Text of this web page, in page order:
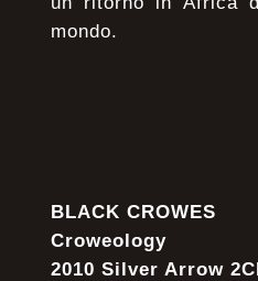
mondo.
BLACK CROWES
Croweology
2010 Silver Arrow